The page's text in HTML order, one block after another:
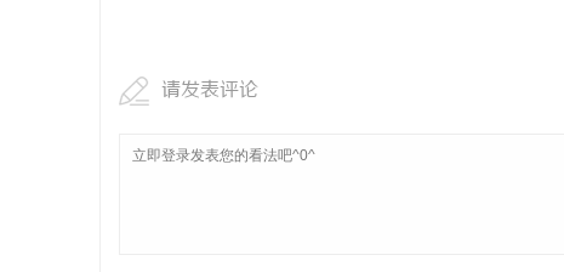
请发表评论